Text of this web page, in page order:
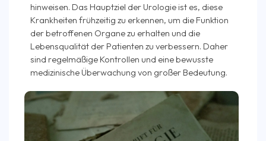
hinweisen. Das Hauptziel der Urologie ist es, diese
Krankheiten frühzeitig zu erkennen, um die Funktion
der betroffenen Organe zu erhalten und die
Lebensqualität der Patienten zu verbessern. Daher
sind regelmäßige Kontrollen und eine bewusste
medizinische Überwachung von großer Bedeutung.